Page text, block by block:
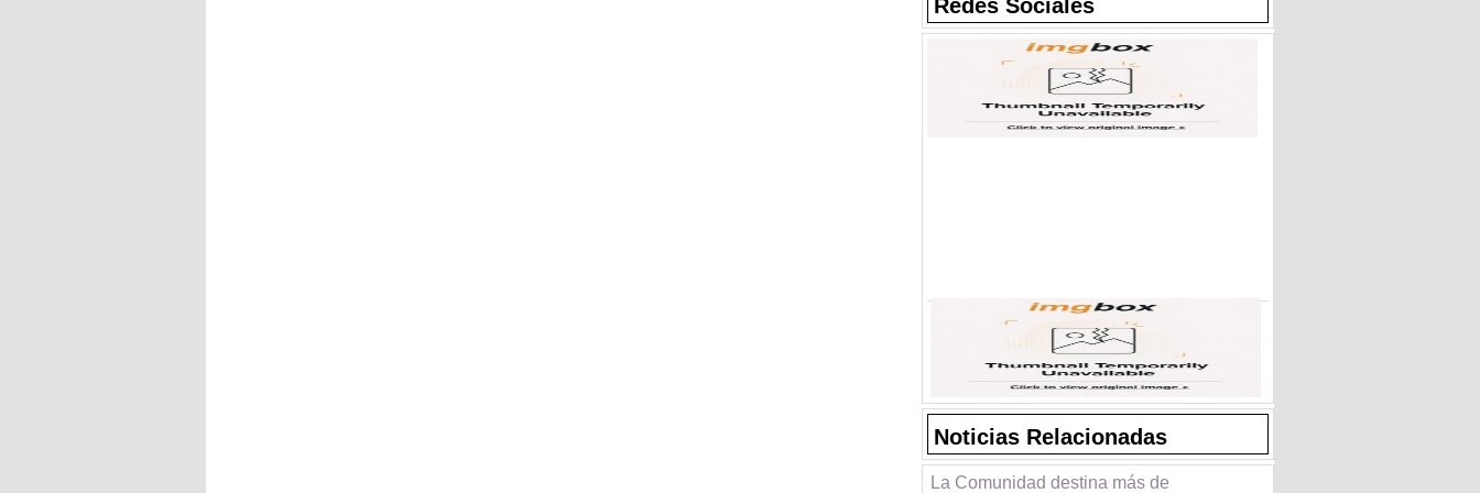
Redes Sociales
Noticias Relacionadas
La Comunidad destina más de